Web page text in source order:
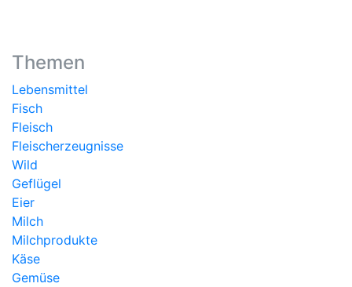
Themen
Lebensmittel
Fisch
Fleisch
Fleischerzeugnisse
Wild
Geflügel
Eier
Milch
Milchprodukte
Käse
Gemüse